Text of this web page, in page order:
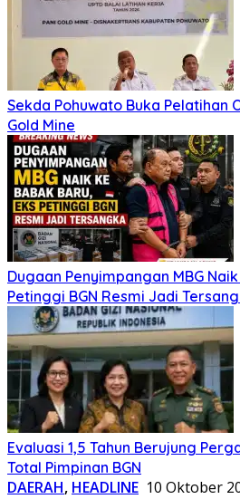
Sekda Pohuwato Buka Pelatihan
Gold Mine
Dugaan Penyimpangan MBG
Petinggi BGN Resmi Jadi
Evaluasi 1,5 Tahun Berujung
Total Pimpinan BGN
DAERAH, HEADLINE 10 Oktober